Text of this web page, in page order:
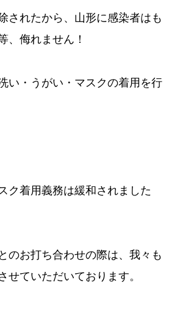
されたから、山形に感染者はも
、侮れません！
い・うがい・マスクの着用を行
ク着用義務は緩和されました
のお打ち合わせの際は、我々も
せていただいております。